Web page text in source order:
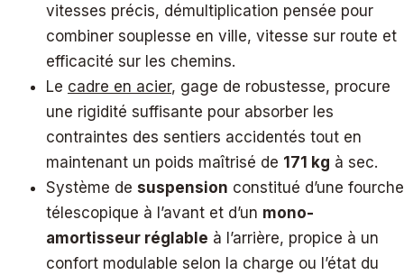
vitesses précis, démultiplication pensée pour
combiner souplesse en ville, vitesse sur route et
efficacité sur les chemins.
Le cadre en acier, gage de robustesse, procure
une rigidité suffisante pour absorber les
contraintes des sentiers accidentés tout en
maintenant un poids maîtrisé de 171 kg à sec.
Système de suspension constitué d’une fourche
télescopique à l’avant et d’un mono-
amortisseur réglable à l’arrière, propice à un
confort modulable selon la charge ou l’état du